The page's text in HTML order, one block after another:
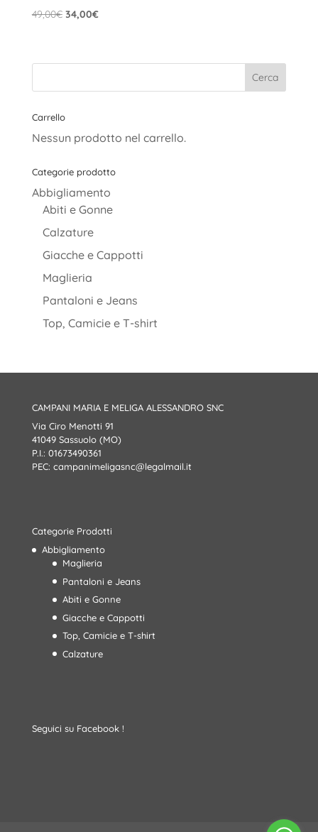
49,00€ Il
era:
34,00€Il
è:
Carrello
Nessun prodotto nel carrello.
Categorie prodotto
Abbigliamento
Abiti e Gonne
Calzature
Giacche e Cappotti
Maglieria
Pantaloni e Jeans
Top, Camicie e T-shirt
CAMPANI MARIA E MELIGA ALESSANDRO SNC
Via Ciro Menotti 91
41049 Sassuolo (MO)
P.I.: 01673490361
PEC: campanimeligasnc@legalmail.it
Categorie Prodotti
Abbigliamento
Maglieria
Pantaloni e Jeans
Abiti e Gonne
Giacche e Cappotti
Top, Camicie e T-shirt
Calzature
Seguici su Facebook !